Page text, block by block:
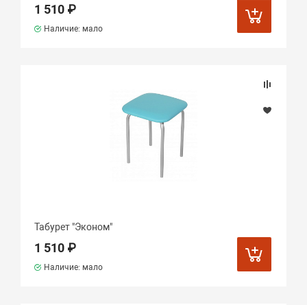
1 510 ₽
Наличие: мало
Табурет "Эконом"
1 510 ₽
Наличие: мало